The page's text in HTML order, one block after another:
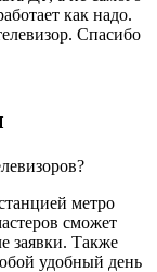
как надо.
Спасибо
метро
сможет
заявки. Также
удобный день